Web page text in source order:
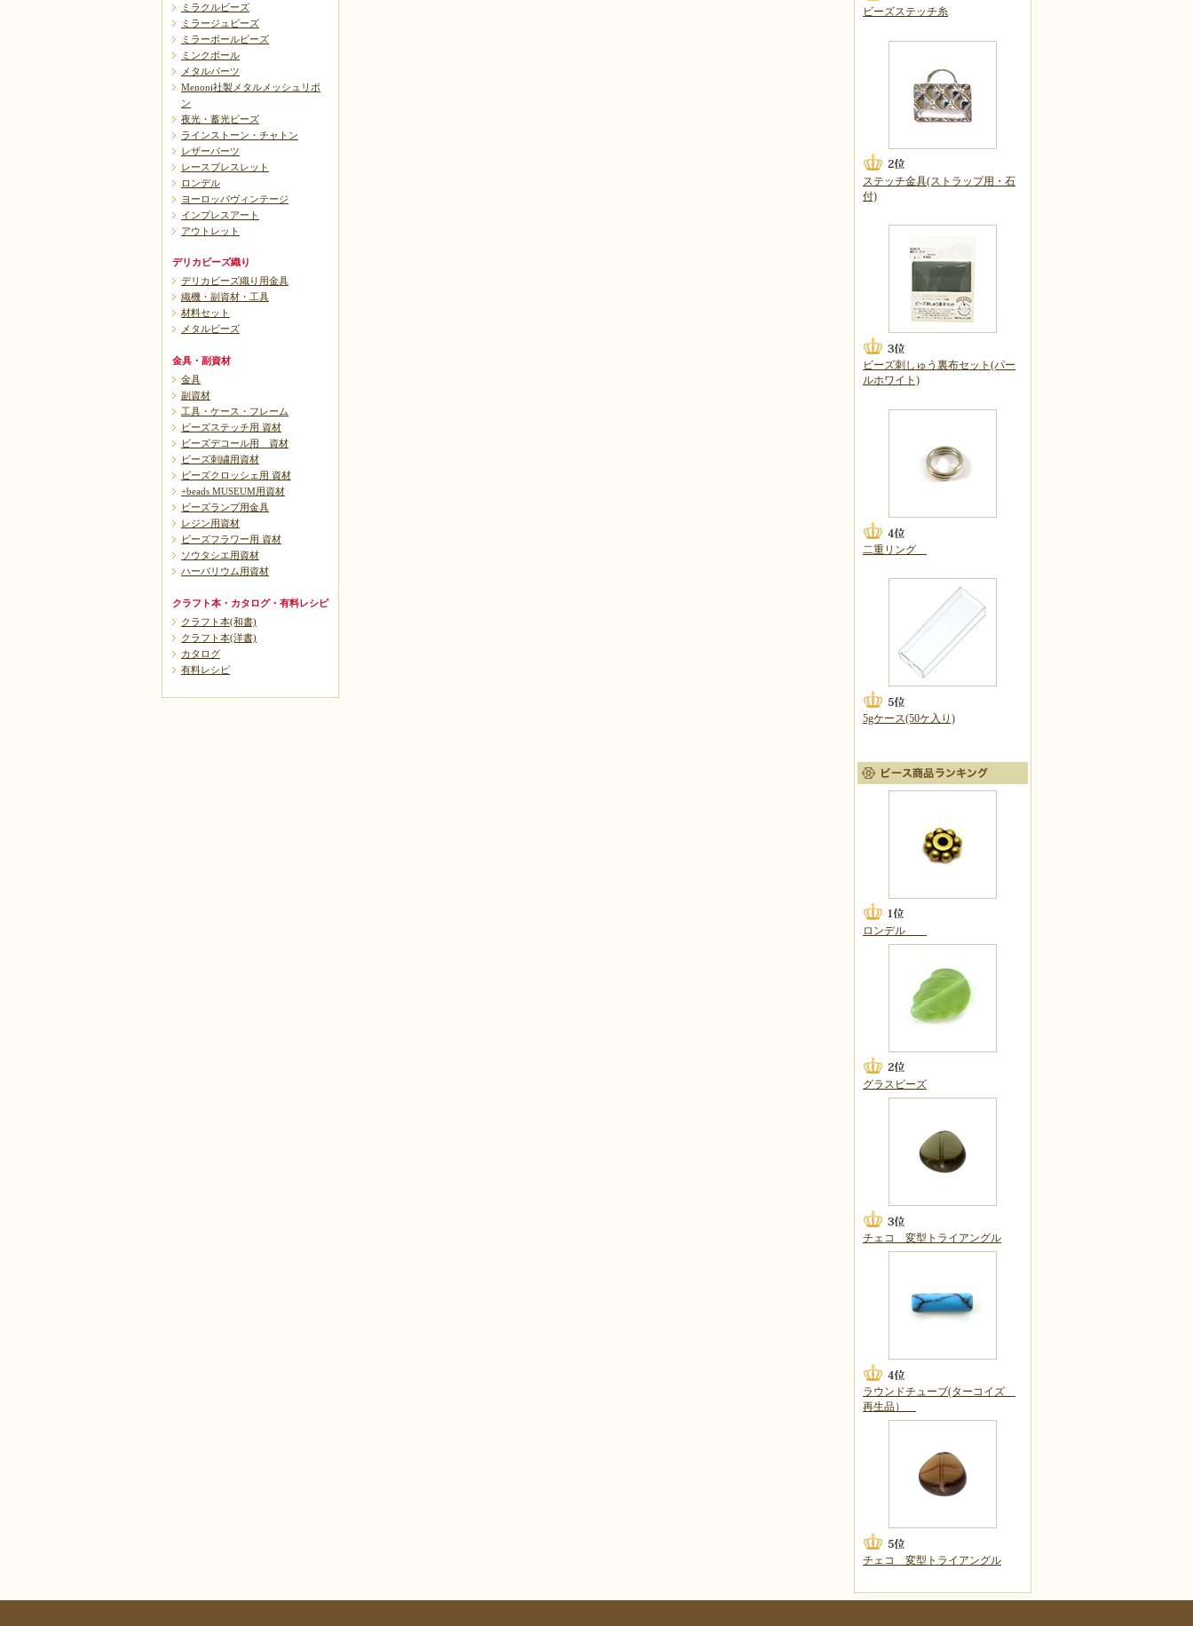
ミラクルビーズ
ミラージュビーズ
ミラーボールビーズ
ミンクボール
メタルパーツ
Menoni社製メタルメッシュリボ
ン
夜光・蓄光ビーズ
ラインストーン・チャトン
レザーパーツ
レースブレスレット
ロンデル
ヨーロッパヴィンテージ
インプレスアート
アウトレット
デリカビーズ織り
デリカビーズ織り用金具
織機・副資材・工具
材料セット
メタルビーズ
金具・副資材
金具
副資材
工具・ケース・フレーム
ビーズステッチ用 資材
ビーズデコール用 資材
ビーズ刺繍用資材
ビーズクロッシェ用 資材
+beads MUSEUM用資材
ビーズランプ用金具
レジン用資材
ビーズフラワー用 資材
ソウタシエ用資材
ハーバリウム用資材
クラフト本・カタログ・有料レシピ
クラフト本(和書)
クラフト本(洋書)
カタログ
有料レシピ
ビーズステッチ糸
ステッチ金具(ストラップ用・石
付)
ビーズ刺しゅう裏布セット(パー
ルホワイト)
二重リング
5gケース(50ケ入り)
ロンデル
グラスビーズ
チェコ 変型トライアングル
ラウンドチューブ(ターコイズ
再生品）
チェコ 変型トライアングル